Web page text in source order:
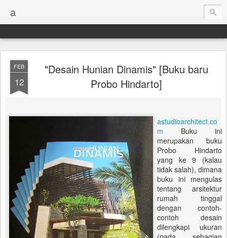
a
FEB
12
"Desain Hunian Dinamis" [Buku baru
Probo Hindarto]
astudioarchitect.co
m Buku ini
merupakan buku
Probo Hindarto
yang ke 9 (kalau
tidak salah), dimana
buku ini mengulas
tentang arsitektur
rumah tinggal
dengan contoh-
contoh desain
dilengkapi ukuran